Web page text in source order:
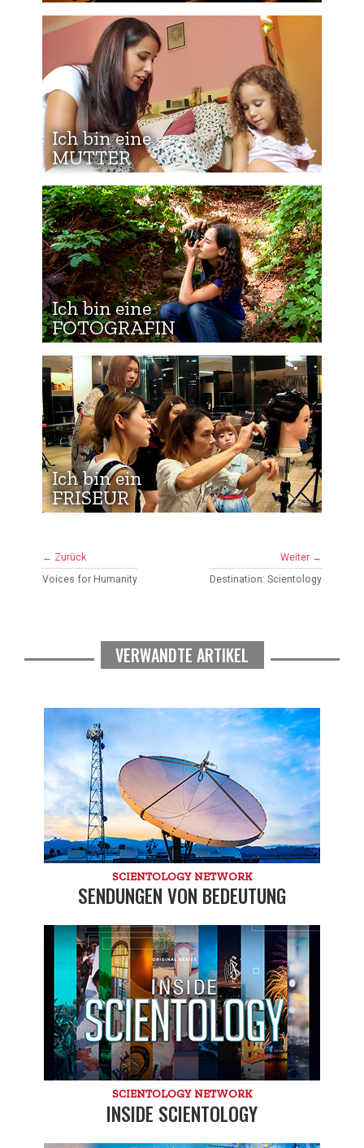
Ich bin eine
MUTTER
Ich bin eine
FOTOGRAFIN
Ich bin ein
FRISEUR
← Zurück
Voices for Humanity
Weiter →
Destination: Scientology
VERWANDTE ARTIKEL
SCIENTOLOGY NETWORK
SENDUNGEN VON BEDEUTUNG
SCIENTOLOGY NETWORK
INSIDE SCIENTOLOGY